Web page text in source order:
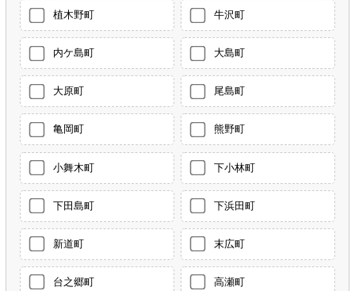
植木野町 牛沢町
内ケ島町 大島町
大原町 尾島町
亀岡町 熊野町
小舞木町 下小林町
下田島町 下浜田町
新道町 末広町
台之郷町 高瀬町